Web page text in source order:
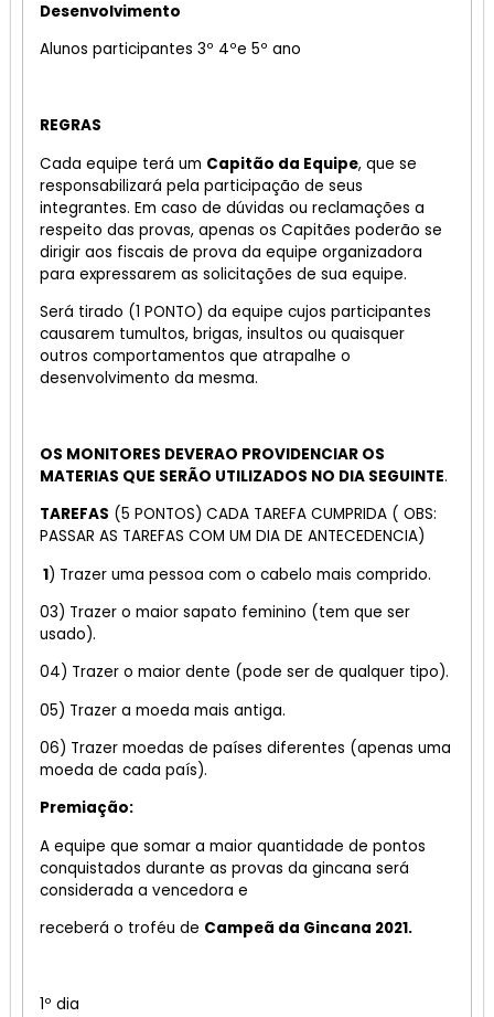
Desenvolvimento
Alunos participantes 3º 4ºe 5º ano
REGRAS
Cada equipe terá um Capitão da Equipe, que se
responsabilizará pela participação de seus
integrantes. Em caso de dúvidas ou reclamações a
respeito das provas, apenas os Capitães poderão se
dirigir aos fiscais de prova da equipe organizadora
para expressarem as solicitações de sua equipe.
Será tirado (1 PONTO) da equipe cujos participantes
causarem tumultos, brigas, insultos ou quaisquer
outros comportamentos que atrapalhe o
desenvolvimento da mesma.
OS MONITORES DEVERAO PROVIDENCIAR OS
MATERIAS QUE SERÃO UTILIZADOS NO DIA SEGUINTE.
TAREFAS (5 PONTOS) CADA TAREFA CUMPRIDA ( OBS:
PASSAR AS TAREFAS COM UM DIA DE ANTECEDENCIA)
1) Trazer uma pessoa com o cabelo mais comprido.
03) Trazer o maior sapato feminino (tem que ser
usado).
04) Trazer o maior dente (pode ser de qualquer tipo).
05) Trazer a moeda mais antiga.
06) Trazer moedas de países diferentes (apenas uma
moeda de cada país).
Premiação:
A equipe que somar a maior quantidade de pontos
conquistados durante as provas da gincana será
considerada a vencedora e
receberá o troféu de Campeã da Gincana 2021.
1º dia